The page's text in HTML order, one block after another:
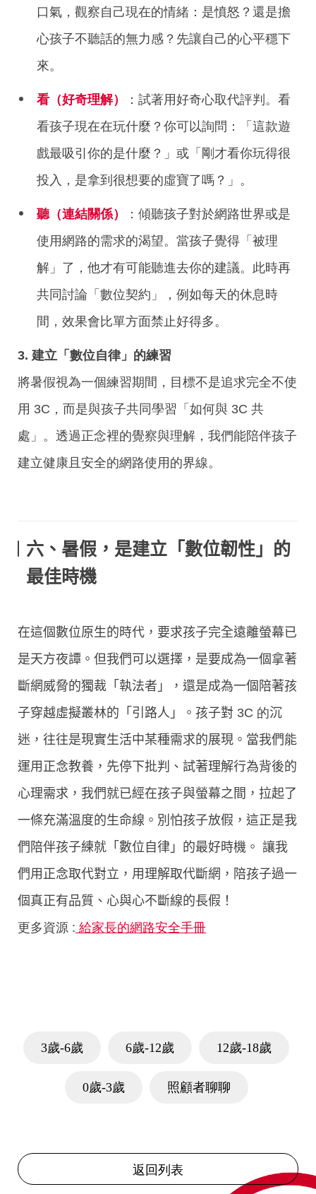
口氣，觀察自己現在的情緒：是憤怒？還是擔
心孩子不聽話的無力感？先讓自己的心平穩下
來。
看（好奇理解）
：試著用好奇心取代評判。看
看孩子現在在玩什麼？你可以詢問：「這款遊
戲最吸引你的是什麼？」或「剛才看你玩得很
投入，是拿到很想要的虛寶了嗎？」。
聽（連結關係）
：傾聽孩子對於網路世界或是
使用網路的需求的渴望。當孩子覺得「被理
解」了，他才有可能聽進去你的建議。此時再
共同討論「數位契約」，例如每天的休息時
間，效果會比單方面禁止好得多。
3. 建立「數位自律」的練習
將暑假視為一個練習期間，目標不是追求完全不使
用 3C ，而是與孩子共同學習「如何與 3C 共
處」。透過正念裡的覺察與理解，我們能陪伴孩子
建立健康且安全的網路使用的界線。
六、暑假，是建立「數位韌性」的
最佳時機
在這個數位原生的時代，要求孩子完全遠離螢幕已
是天方夜譚 。但我們可以選擇，是要成為一個拿著
斷網威脅的獨裁「執法者」，還是成為一個陪著孩
子穿越虛擬叢林的「引路人」。 孩子對 3C 的沉
迷 ，往往是現實生活中某種需求的展現。當我們能
運用正念教養，先停下批判、試著理解行為背後的
心理需求 ，我們就已經在孩子與螢幕之間，拉起了
一條充滿溫度的生命線。 別怕孩子放假，這正是我
們陪伴孩子練就「數位自律」的最好時機。 讓我
們用正念取代對立，用理解取代斷網，陪孩子過一
個真正有品質、心與心不斷線的長假！
更多資源 : 給家長的網路安全手冊
3歲-6歲 6歲-12歲 12歲-18歲
0歲-3歲 照顧者聊聊
返回列表